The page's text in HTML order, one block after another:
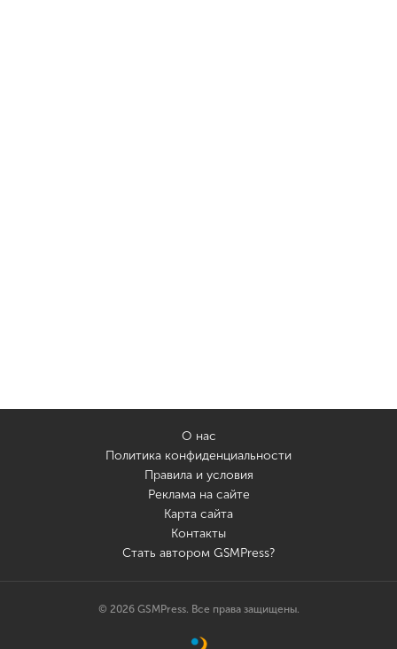
О нас
Политика конфиденциальности
Правила и условия
Реклама на сайте
Карта сайта
Контакты
Стать автором GSMPress?
© 2026 GSMPress. Все права защищены.